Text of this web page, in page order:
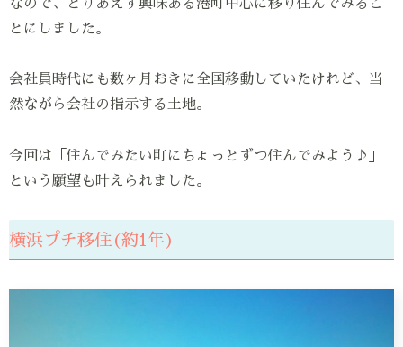
なので、とりあえず興味ある港町中心に移り住んでみるこ
とにしました。
会社員時代にも数ヶ月おきに全国移動していたけれど、当
然ながら会社の指示する土地。
今回は「住んでみたい町にちょっとずつ住んでみよう♪」
という願望も叶えられました。
横浜プチ移住(約1年)